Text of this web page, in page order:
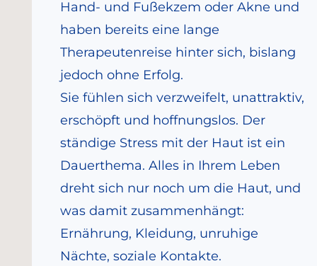
Hand- und Fußekzem oder Akne und
haben bereits eine lange
Therapeutenreise hinter sich, bislang
jedoch ohne Erfolg.
Sie fühlen sich verzweifelt, unattraktiv,
erschöpft und hoffnungslos. Der
ständige Stress mit der Haut ist ein
Dauerthema. Alles in Ihrem Leben
dreht sich nur noch um die Haut, und
was damit zusammenhängt:
Ernährung, Kleidung, unruhige
Nächte, soziale Kontakte.